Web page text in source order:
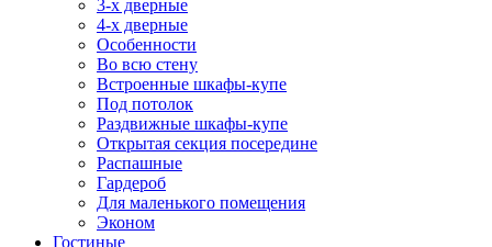
3-х дверные
4-х дверные
Особенности
Во всю стену
Встроенные шкафы-купе
Под потолок
Раздвижные шкафы-купе
Открытая секция посередине
Распашные
Гардероб
Для маленького помещения
Эконом
Гостиные